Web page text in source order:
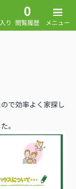
り
0
閲覧履歴 メニュー
で効率よく家探し
。